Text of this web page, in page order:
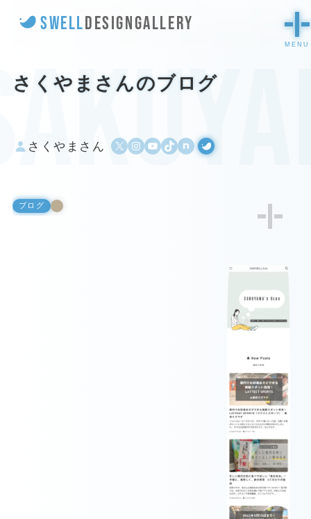
SWELLDESIGNGALLERY
さくやまさんのブログ
さくやまさん X Instagram
YouTube
TikTok
500pxWordPress
ブログ